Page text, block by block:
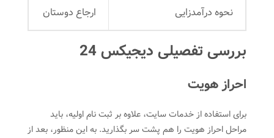
نحوه درآمدزایی ارجاع دوستان
بررسی تفصیلی دیجیکس 24
احراز هویت
برای استفاده از خدمات سایت، علاوه بر ثبت نام اولیه، باید
مراحل احراز هویت را هم پشت سر بگذارید. به این منظور، بعد از